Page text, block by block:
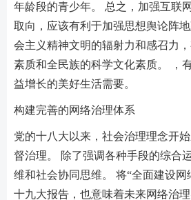
年龄段的青少年。 总之，加强互联
取向，应该有利于加强思想舆论阵
会主义精神文明的辐射力和感召力
素质和全民族的科学文化素质。 ，
益增长的美好生活需要。
构建完善的网络治理体系
党的十八大以来，社会治理理念开
督治理。 除了强调各种手段的综合
维和社会协同思维。 将“全面建设网
十九大报告，也意味着未来网络治